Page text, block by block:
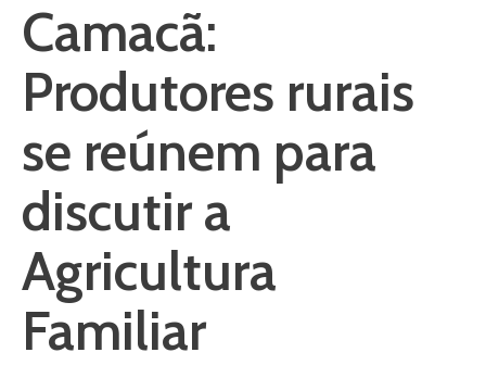
Camacã:
Produtores rurais
se reúnem para
discutir a
Agricultura
Familiar